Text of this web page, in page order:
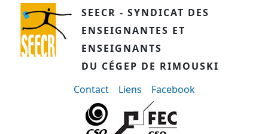
Aller au contenu principalSEECR - SYNDICAT DES
ENSEIGNANTES ET
ENSEIGNANTS
DU CÉGEP DE RIMOUSKI
menu-secondaire
Contact Liens Facebook